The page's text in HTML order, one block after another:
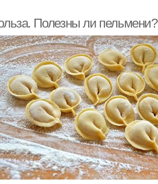
Полезны ли пельмени?